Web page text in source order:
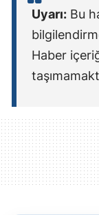
Uyarı: Bu
Haber